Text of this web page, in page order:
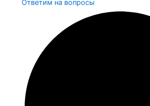
Ответим на вопросы